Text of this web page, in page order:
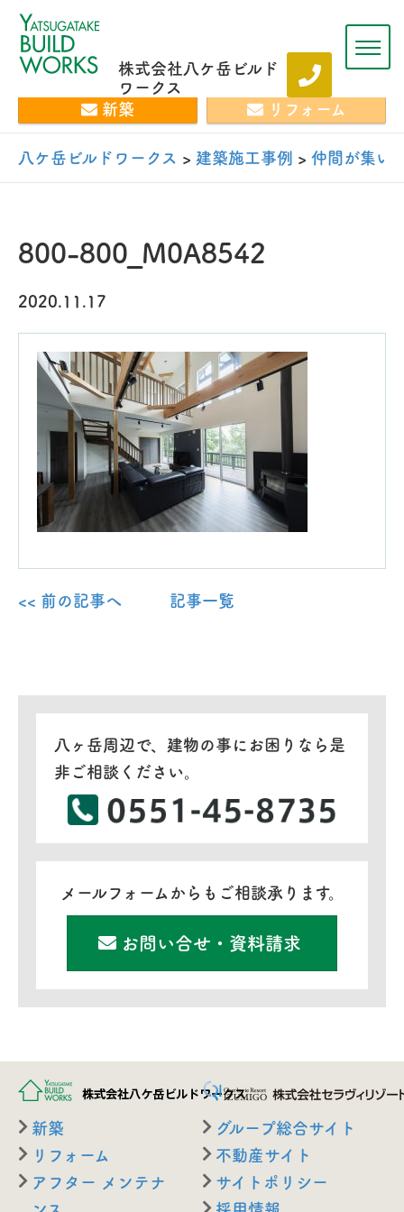
株式会社八ケ岳ビルド
ワークス
新築
リフォーム
八ケ岳ビルドワークス > 建築施工事例 > 仲間が集い
800-800_M0A8542
2020.11.17
<< 前の記事へ 記事一覧
八ヶ岳周辺で、建物の事にお困りなら是
非ご相談ください。
メールフォームからもご相談承ります。
お問い合せ・資料請求
新築
リフォーム
アフター メンテナ
グループ総合サイト
不動産サイト
サイトポリシー